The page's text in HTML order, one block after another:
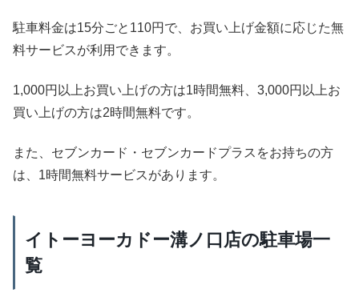
駐車料金は15分ごと110円で、お買い上げ金額に応じた無
料サービスが利用できます。
1,000円以上お買い上げの方は1時間無料、3,000円以上お
買い上げの方は2時間無料です。
また、セブンカード・セブンカードプラスをお持ちの方
は、1時間無料サービスがあります。
イトーヨーカドー溝ノ口店の駐車場一
覧